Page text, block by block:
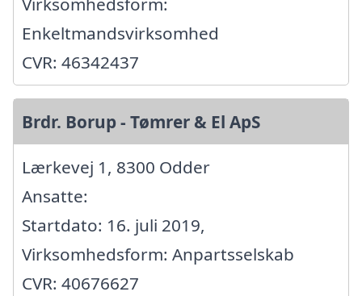
Enkeltmandsvirksomhed
CVR: 46342437
Brdr. Borup - Tømrer & El ApS
Lærkevej 1, 8300 Odder
Ansatte:
Startdato: 16. juli 2019,
Virksomhedsform: Anpartsselskab
CVR: 40676627